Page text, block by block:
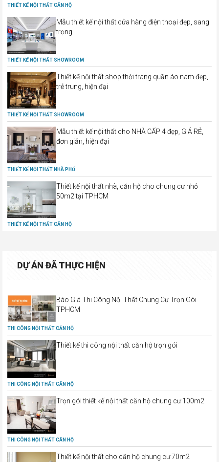
THIẾT KẾ NỘI THẤT CĂN HỘ
Mẫu thiết kế nội thất cửa hàng điện thoại đẹp, sang
trọng
THIẾT KẾ NỘI THẤT SHOWROOM
Thiết kế nội thất shop thời trang quần áo nam đẹp,
trẻ trung, hiện đại
THIẾT KẾ NỘI THẤT SHOWROOM
Mẫu thiết kế nội thất cho NHÀ CẤP 4 đẹp, GIÁ RẺ,
đơn giản, hiện đại
THIẾT KẾ NỘI THẤT NHÀ PHỐ
Thiết kế nội thất nhà, căn hộ cho chung cư nhỏ
50m2 tại TPHCM
THIẾT KẾ NỘI THẤT CĂN HỘ
DỰ ÁN ĐÃ THỰC HIỆN
Báo Giá Thi Công Nội Thất Chung Cư Trọn Gói
TPHCM
THI CÔNG NỘI THẤT CĂN HỘ
Thiết kế thi công nội thất căn hộ trọn gói
THI CÔNG NỘI THẤT CĂN HỘ
Trọn gói thiết kế nội thất căn hộ chung cư 100m2
THI CÔNG NỘI THẤT CĂN HỘ
Thiết kế nội thất cho căn hộ chung cư 70m2